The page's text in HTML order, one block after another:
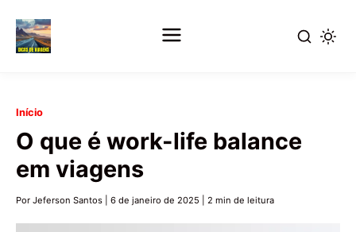
Pular
para
conteúdo
principal
Início
O que é work-life balance
em viagens
Por Jeferson Santos 6 de janeiro de 2025 2 min de leitura